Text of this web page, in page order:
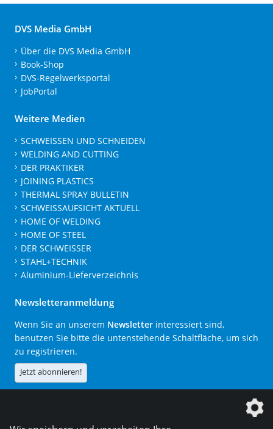
DVS Media GmbH
Über die DVS Media GmbH
Book-Shop
DVS-Regelwerksportal
JobPortal
Weitere Medien
SCHWEISSEN UND SCHNEIDEN
WELDING AND CUTTING
DER PRAKTIKER
JOINING PLASTICS
THERMAL SPRAY BULLETIN
SCHWEISSAUFSICHT AKTUELL
HOME OF WELDING
HOME OF STEEL
DER SCHWEISSER
STAHL+TECHNIK
Aluminium-Lieferverzeichnis
Newsletteranmeldung
Wenn Sie an unserem Newsletter interessiert sind,
benutzen Sie bitte die untenstehende Schaltfläche, um sich
zu registrieren.
Jetzt abonnieren!
Die DVS Media GmbH ist ein Unternehmen der